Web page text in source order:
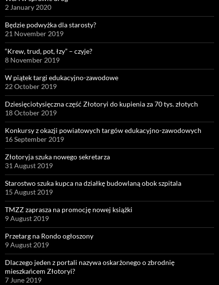
2 January 2020
Będzie podwyżka dla starosty?
21 November 2019
“Krew, trud, pot, łzy” – czyje?
8 November 2019
W piątek targi edukacyjno-zawodowe
22 October 2019
Dziesięciotysięczna część Złotoryi do kupienia za 70 tys. złotych
18 October 2019
Konkursy z okazji powiatowych targów edukacyjno-zawodowych
16 September 2019
Złotoryja szuka nowego sekretarza
31 August 2019
Starostwo szuka kupca na działkę budowlaną obok szpitala
15 August 2019
TMZZ zaprasza na promocję nowej książki
9 August 2019
Przetarg na Rondo ogłoszony
9 August 2019
Dlaczego jeden z portali nazywa oskarżonego o zbrodnię
mieszkańcem Złotoryi?
7 June 2019